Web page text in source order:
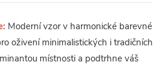
Moderní vzor v harmonické barevné
oživení minimalistických i tradičních
místnosti a podtrhne váš